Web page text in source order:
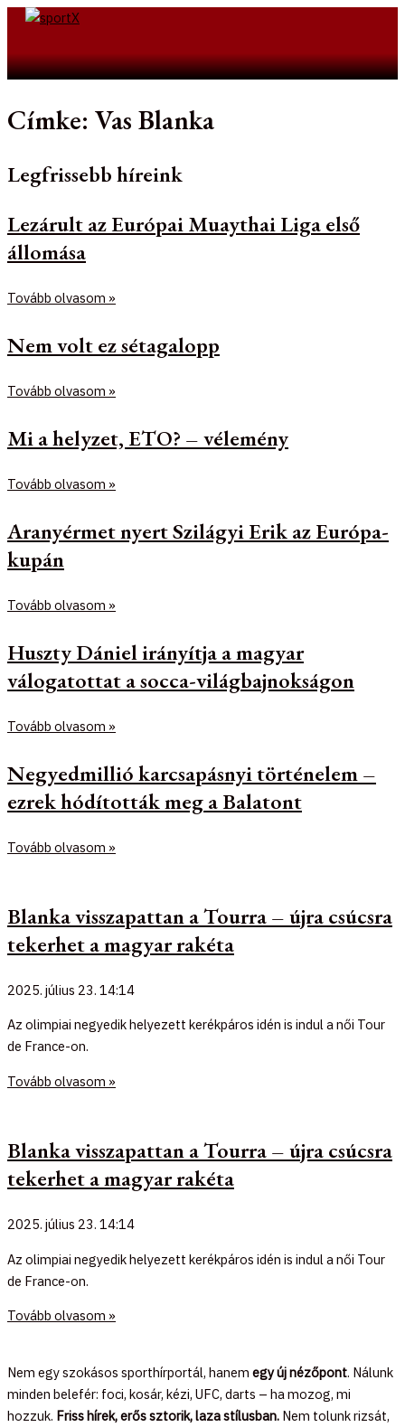
Skip
Címke: Vas Blanka
Legfrissebb híreink
Lezárult az Európai Muaythai Liga első
állomása
Tovább olvasom »
Nem volt ez sétagalopp
Tovább olvasom »
Mi a helyzet, ETO? – vélemény
Tovább olvasom »
Aranyérmet nyert Szilágyi Erik az Európa-
kupán
Tovább olvasom »
Huszty Dániel irányítja a magyar
válogatottat a socca-világbajnokságon
Tovább olvasom »
Negyedmillió karcsapásnyi történelem –
ezrek hódították meg a Balatont
Tovább olvasom »
Blanka visszapattan a Tourra – újra csúcsra
tekerhet a magyar rakéta
2025. július 23. 14:14
Az olimpiai negyedik helyezett kerékpáros idén is indul a női Tour
de France-on.
Tovább olvasom »
Blanka visszapattan a Tourra – újra csúcsra
tekerhet a magyar rakéta
2025. július 23. 14:14
Az olimpiai negyedik helyezett kerékpáros idén is indul a női Tour
de France-on.
Tovább olvasom »
Nem egy szokásos sporthírportál, hanem egy új nézőpont. Nálunk
minden belefér: foci, kosár, kézi, UFC, darts – ha mozog, mi
hozzuk. Friss hírek, erős sztorik, laza stílusban. Nem tolunk rizsát,